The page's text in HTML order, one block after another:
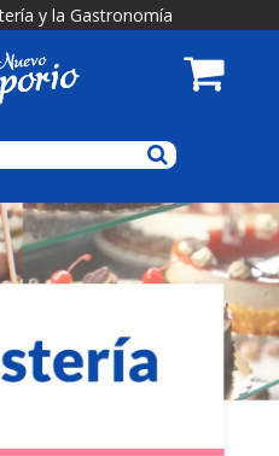
y la Gastronomía